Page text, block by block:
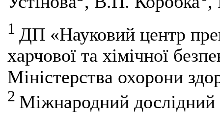
1 ДП «Науковий центр
харчової та хімічної
Міністерства охорони
2 Міжнародний дослідний